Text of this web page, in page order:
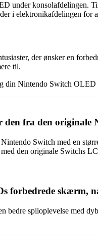
under konsolafdelingen.
i elektronikafdelingen
der ønsker en
til.
din Nintendo Switch
fra den originale
Switch med en
den originale Switchs
forbedrede skærm,
spiloplevelse med